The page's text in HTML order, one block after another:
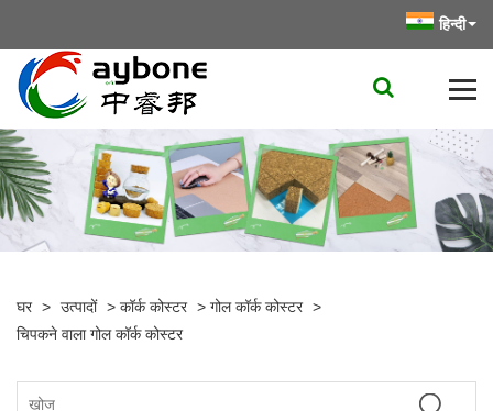
हिन्दी
घर > उत्पादों > कॉर्क कोस्टर > गोल कॉर्क कोस्टर >
चिपकने वाला गोल कॉर्क कोस्टर